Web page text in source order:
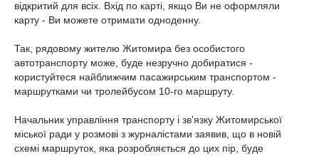
відкритий для всіх. Вхід по карті, якщо Ви не оформляли
карту - Ви можете отримати одноденну.
Так, рядовому жителю Житомира без особистого
автотранспорту може, буде незручно добиратися -
користуйтеся найближчим пасажирським транспортом -
маршрутками чи тролейбусом 10-го маршруту.
Начальник управління транспорту і зв'язку Житомирської
міської ради у розмові з журналістами заявив, що в новій
схемі маршруток, яка розробляється до цих пір, буде